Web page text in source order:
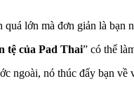
lớn mà đơn giản là bạn
tệ của Pad Thai” có thể
ngoài, nó thúc đẩy bạn